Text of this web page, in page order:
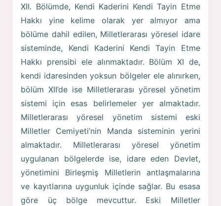
XII. Bölümde, Kendi Kaderini Kendi Tayin Etme
Hakkı yine kelime olarak yer almıyor ama
bölüme dahil edilen, Milletlerarası yöresel idare
sisteminde, Kendi Kaderini Kendi Tayin Etme
Hakkı prensibi ele alınmaktadır. Bölüm XI de,
kendi idaresinden yoksun bölgeler ele alınırken,
bölüm XII’de ise Milletlerarası yöresel yönetim
sistemi için esas belirlemeler yer almaktadır.
Milletlerarası yöresel yönetim sistemi eski
Milletler Cemiyeti’nin Manda sisteminin yerini
almaktadır. Milletlerarası yöresel yönetim
uygulanan bölgelerde ise, idare eden Devlet,
yönetimini Birleşmiş Milletlerin antlaşmalarına
ve kayıtlarına uygunluk içinde sağlar. Bu esasa
göre üç bölge mevcuttur. Eski Milletler